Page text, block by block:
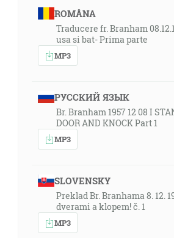
ROMÂNA
Traducere fr. Branham
usa si bat- Prima parte
MP3
РУССКИЙ ЯЗЫК
Br. Branham 1957 12 08 I
DOOR AND KNOCK Part 1
MP3
SLOVENSKY
Preklad Br. Branhama 8. 12.
dverami a klopem! č. 1
MP3